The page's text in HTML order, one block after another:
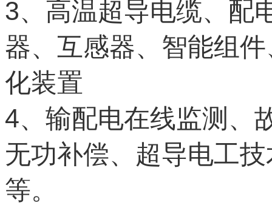
3、高温超导电缆、配
器、互感器、智能组
化装置
4、输配电在线监测、
无功补偿、超导电工
等。